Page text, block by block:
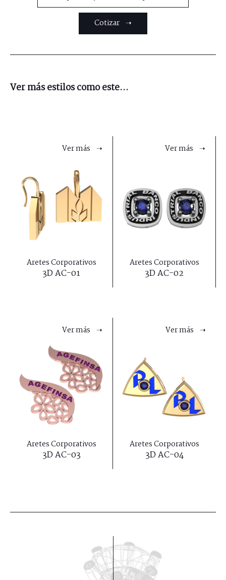
Cotizar ➝
Ver más estilos como este...
Ver más ➝
Aretes Corporativos
3D AC-01
Ver más ➝
Aretes Corporativos
3D AC-02
Ver más ➝
Aretes Corporativos
3D AC-03
Ver más ➝
Aretes Corporativos
3D AC-04